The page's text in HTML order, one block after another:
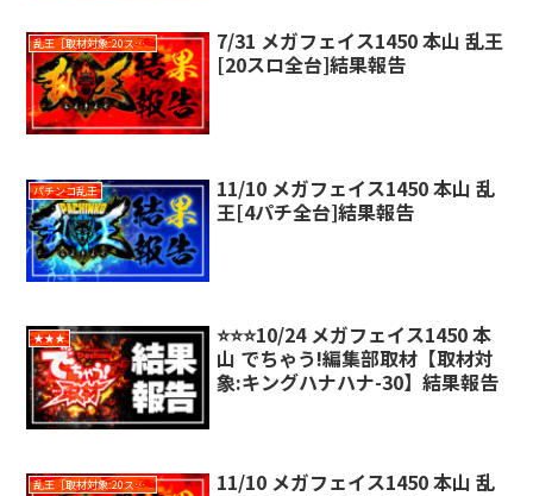
乱王［取材対象:20スロ全台］
7/31 メガフェイス1450 本山 乱王
[20スロ全台]結果報告
パチンコ乱王
11/10 メガフェイス1450 本山 乱
王[4パチ全台]結果報告
★★★
⭐️⭐️⭐️10/24 メガフェイス1450 本
山 でちゃう!編集部取材【取材対
象:キングハナハナ-30】結果報告
乱王［取材対象:20スロ全台］
11/10 メガフェイス1450 本山 乱